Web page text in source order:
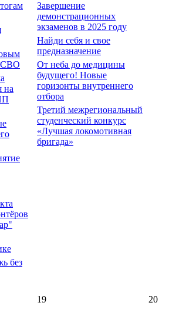
СВО
на
без
Завершение
демонстрационных
экзаменов в 2025 году
Найди себя и свое
предназначение
От неба до медицины
будущего! Новые
горизонты внутреннего
отбора
Третий межрегиональный
студенческий конкурс
«Лучшая локомотивная
бригада»
19
20